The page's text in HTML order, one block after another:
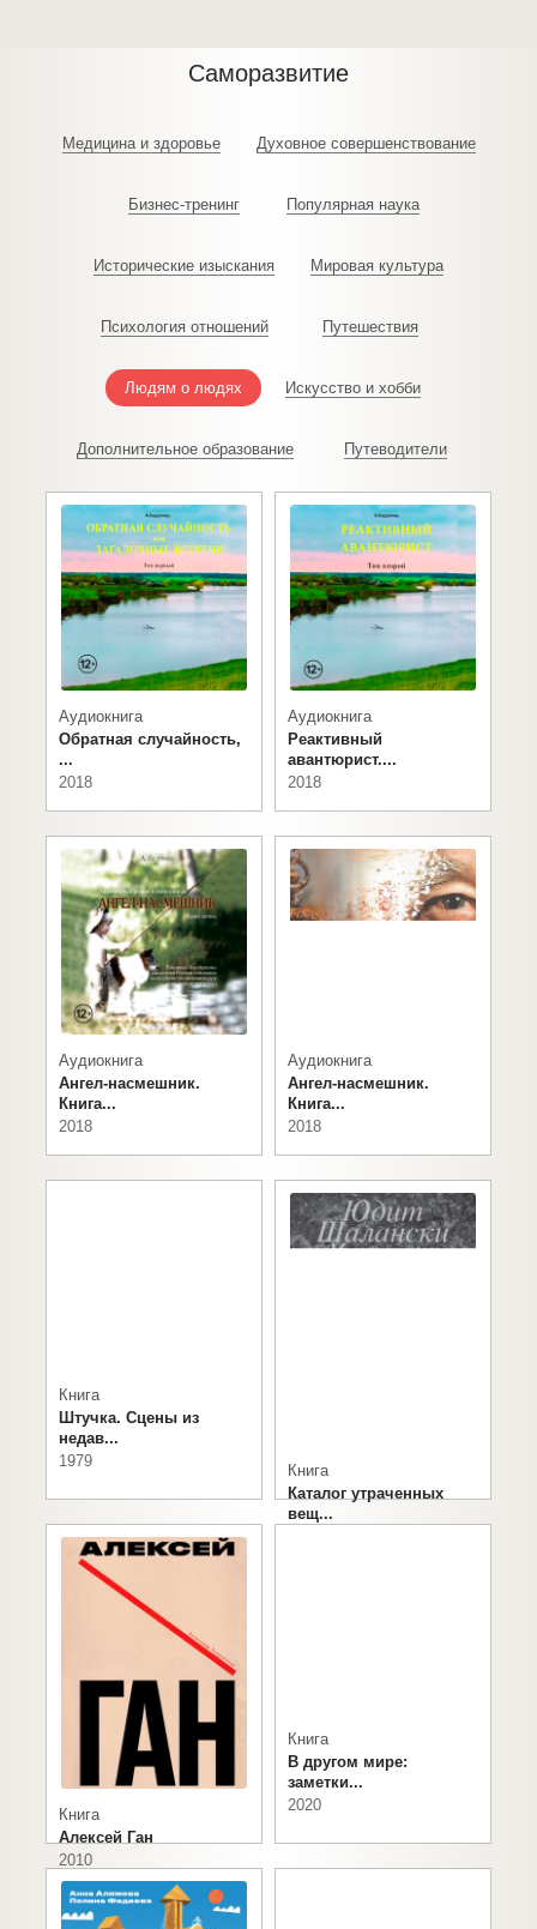
Саморазвитие
Медицина и здоровье Духовное совершенствование
Бизнес-тренинг Популярная наука
Исторические изыскания Мировая культура
Психология отношений Путешествия
Людям о людях Искусство и хобби
Дополнительное образование Путеводители
Аудиокнига
Обратная случайность,
...
2018
Аудиокнига
Реактивный
авантюрист....
2018
Аудиокнига
Ангел-насмешник.
Книга...
2018
Аудиокнига
Ангел-насмешник.
Книга...
2018
Книга
Штучка. Сцены из
недав...
1979
Книга
Каталог утраченных
вещ...
Книга
Алексей Ган
2010
Книга
В другом мире:
заметки...
2020